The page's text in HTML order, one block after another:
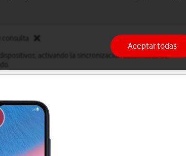
activando la sincronización automática de
Aceptar todas